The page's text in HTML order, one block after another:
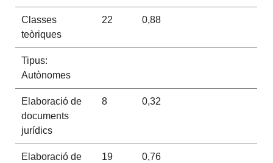
Classes
teòriques
22 0,88
Tipus:
Autònomes
Elaboració de
documents
jurídics
8 0,32
Elaboració de
19 0,76